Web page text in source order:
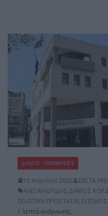
ΔΗΜΟΙ - ΠΕΡΙΦΕΡΕΙΕΣ
15 Απριλίου 2026
DELTA
ΑΛΕΞΑΝΔΡΙΔΗΣ,ΔΗΜΟΣ
ΠΟΛΙΤΙΚΗ ΠΡΟΣΤΑΣΙΑ,ΣΕΙΣΜΟΣ
1 λεπτά ανάγνωσης